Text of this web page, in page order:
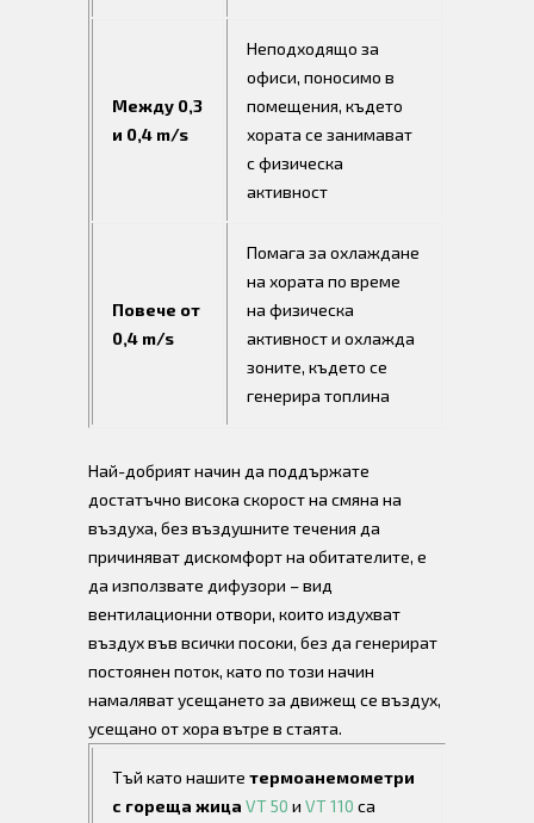
Между 0,3
и 0,4 m/s
Неподходящо за
офиси, поносимо в
помещения, където
хората се занимават
с физическа
активност
Повече от
0,4 m/s
Помага за охлаждане
на хората по време
на физическа
активност и охлажда
зоните, където се
генерира топлина
Най-добрият начин да поддържате
достатъчно висока скорост на смяна на
въздуха, без въздушните течения да
причиняват дискомфорт на обитателите, е
да използвате дифузори – вид
вентилационни отвори, които издухват
въздух във всички посоки, без да генерират
постоянен поток, като по този начин
намаляват усещането за движещ се въздух,
усещано от хора вътре в стаята.
Тъй като нашитетермоанемометри
с гореща жицаVT 50 иVT 110 са